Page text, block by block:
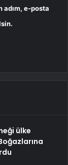
adım, e-posta
ülke